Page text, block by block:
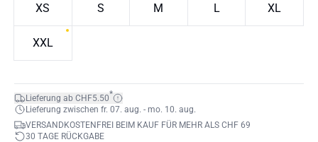
XS S M L XL
XXL
Lieferung ab CHF5.50*
Lieferung zwischen fr. 07. aug. - mo. 10. aug.
VERSANDKOSTENFREI BEIM KAUF FÜR MEHR ALS CHF 69
30 TAGE RÜCKGABE